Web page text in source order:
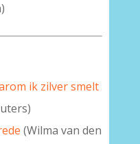
ik zilver smelt
(Wilma van den